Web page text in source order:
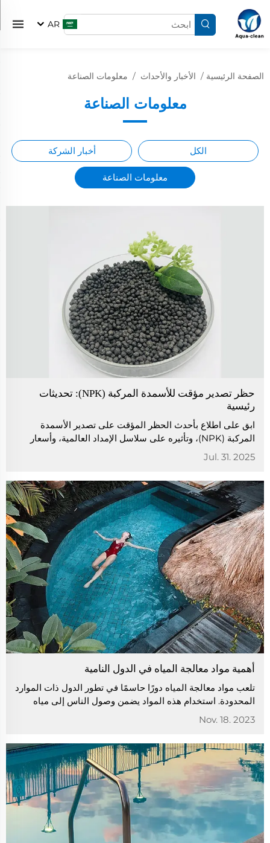
AR
الصفحة الرئيسية / الأخبار والأحداث / معلومات الصناعة
معلومات الصناعة
الكل أخبار الشركة
معلومات الصناعة
حظر تصدير مؤقت للأسمدة المركبة (NPK): تحديثات
رئيسية
ابق على اطلاع بأحدث الحظر المؤقت على تصدير الأسمدة
المركبة (NPK)، وتأثيره على سلاسل الإمداد العالمية، وأسعار
السوق، وكيفية استجابة الدول لنقص الأسمدة.
Jul. 31. 2025
أهمية مواد معالجة المياه في الدول النامية
تلعب مواد معالجة المياه دورًا حاسمًا في تطور الدول ذات الموارد
المحدودة. استخدام هذه المواد يضمن وصول الناس إلى مياه
شرب نظيفة وأمنة. كما أنها تساعد في منع انتشار الأمراض
Nov. 18. 2023